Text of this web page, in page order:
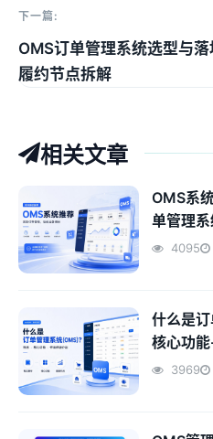
下一篇:
OMS订单管理系统选型与
履约节点拆解
相关文章
OMS系
单管理
4095
什么是
核心功
3969